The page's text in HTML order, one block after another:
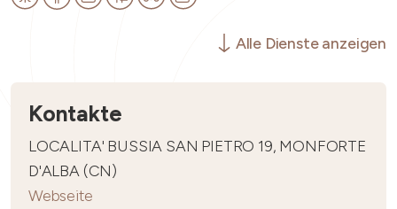
Alle Dienste anzeigen
Kontakte
LOCALITA' BUSSIA SAN PIETRO 19, MONFORTE
D'ALBA (CN)
Webseite